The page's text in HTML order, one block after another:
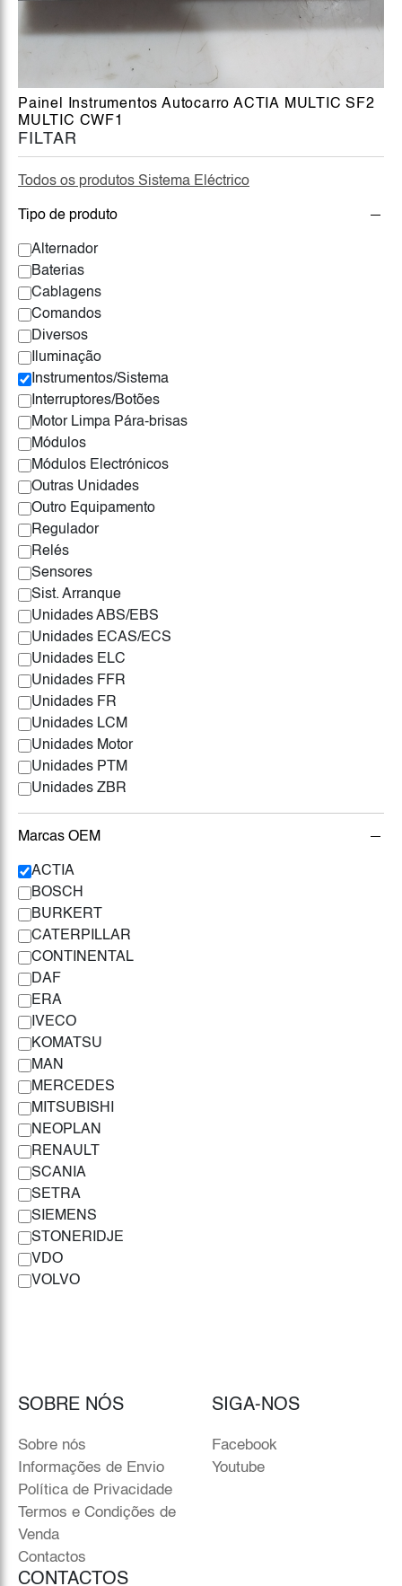
FILTAR
Todos os produtos Sistema Eléctrico
Tipo de produto
Alternador
Baterias
Cablagens
Comandos
Diversos
Iluminação
Instrumentos/Sistema
Interruptores/Botões
Motor Limpa Pára-brisas
Módulos
Módulos Electrónicos
Outras Unidades
Outro Equipamento
Regulador
Relés
Sensores
Sist. Arranque
Unidades ABS/EBS
Unidades ECAS/ECS
Unidades ELC
Unidades FFR
Unidades FR
Unidades LCM
Unidades Motor
Unidades PTM
Unidades ZBR
Marcas OEM
ACTIA
BOSCH
BURKERT
CATERPILLAR
CONTINENTAL
DAF
ERA
IVECO
KOMATSU
MAN
MERCEDES
MITSUBISHI
NEOPLAN
RENAULT
SCANIA
SETRA
SIEMENS
STONERIDJE
VDO
VOLVO
Painel Instrumentos Autocarro ACTIA MULTIC SF2
MULTIC CWF1
SOBRE NÓS
Sobre nós
Informações de Envio
Política de Privacidade
Termos e Condições de
Venda
Contactos
SIGA-NOS
Facebook
Youtube
CONTACTOS